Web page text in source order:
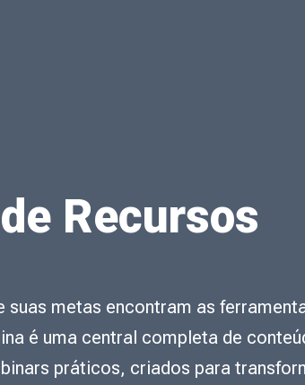
Recursos
suas metas encontram as
é uma central completa de
práticos, criados para